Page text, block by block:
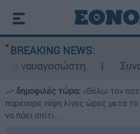
BREAKING NEWS:
δημοφιλές τώρα: «Θέλω τον
παρέσυρε νύφη λίγες ώρες μετά το
να πάει σπίτι...